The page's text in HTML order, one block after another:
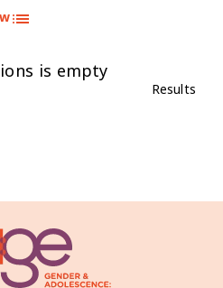
is empty
Results